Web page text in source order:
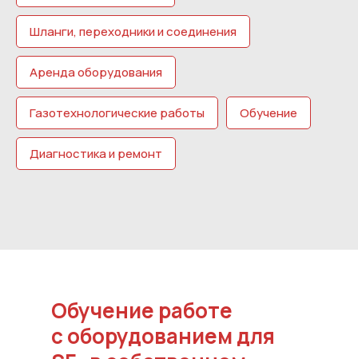
Шланги, переходники и соединения
Аренда оборудования
Газотехнологические работы Обучение
Диагностика и ремонт
Обучение работе
с оборудованием для